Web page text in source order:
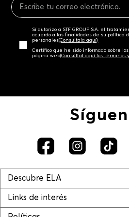
Sí autorizo a STF GROUP S.A. el
acuerdo a las finalidades de su política
personales‎(Consúltala aquí)
Certifico que he sido informado sobre
página web‎(Consúltal aquí los términos
Descubre ELA
Links de interés